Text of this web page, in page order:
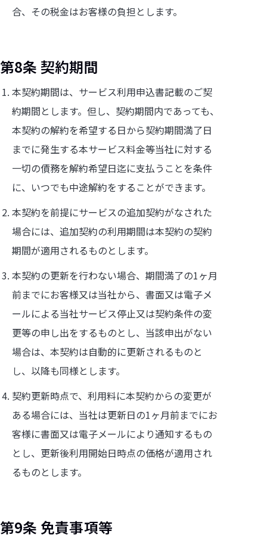
合、その税金はお客様の負担とします。
第8条 契約期間
本契約期間は、サービス利用申込書記載のご契
約期間とします。但し、契約期間内であっても、
本契約の解約を希望する日から契約期間満了日
までに発生する本サービス料金等当社に対する
一切の債務を解約希望日迄に支払うことを条件
に、いつでも中途解約をすることができます。
本契約を前提にサービスの追加契約がなされた
場合には、追加契約の利用期間は本契約の契約
期間が適用されるものとします。
本契約の更新を行わない場合、期間満了の1ヶ月
前までにお客様又は当社から、書面又は電子メ
ールによる当社サービス停止又は契約条件の変
更等の申し出をするものとし、当該申出がない
場合は、本契約は自動的に更新されるものと
し、以降も同様とします。
契約更新時点で、利用料に本契約からの変更が
ある場合には、当社は更新日の1ヶ月前までにお
客様に書面又は電子メールにより通知するもの
とし、更新後利用開始日時点の価格が適用され
るものとします。
第9条 免責事項等